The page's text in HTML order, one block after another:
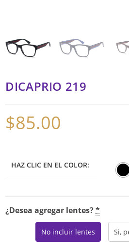
DICAPRIO 219
$85.00
HAZ CLIC EN EL COLOR:
¿Desea agregar lentes?*
No incluir lentes Si,